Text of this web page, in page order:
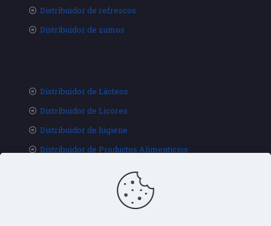
Distribuidor de refrescos
Distribuidor de zumos
Distribuidor de Lácteos
Distribuidor de Licores
Distribuidor de higiene
Distribuidor de Productos Alimenticios